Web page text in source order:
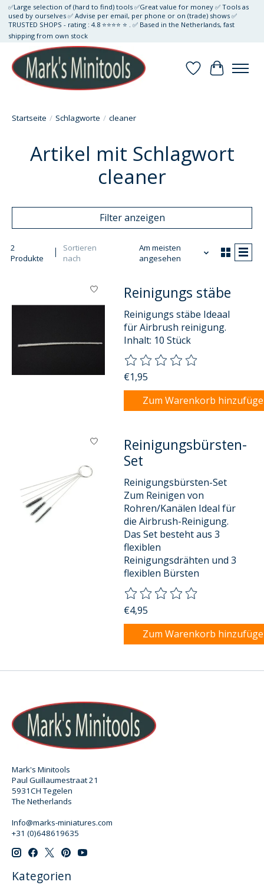
✅Large selection of (hard to find) tools ✅Great value for money ✅ Tools as
used by ourselves ✅ Advise per email, per phone or on (trade) shows ✅
TRUSTED SHOPS - rating : 4.8 ⭐⭐⭐⭐ ⭐ . ✅ Based in the Netherlands, fast
shipping from own stock
Wunschzettel
Ihr
Startseite / Schlagworte / cleaner
Artikel mit Schlagwort
cleaner
Filter anzeigen
2
Produkte
Sortieren
nach
Am meisten
angesehen
Reinigungs stäbe
Reinigungs stäbe Ideaal
für Airbrush reinigung.
Inhalt: 10 Stück
Die Bewertung dieses
€1,95
Zum Warenkorb
Reinigungsbürsten-
Set
Reinigungsbürsten-Set
Zum Reinigen von
Rohren/Kanälen Ideal für
die Airbrush-Reinigung.
Das Set besteht aus 3
flexiblen
Reinigungsdrähten und 3
flexiblen Bürsten
Die Bewertung dieses
€4,95
Zum Warenkorb
Mark's Minitools
Paul Guillaumestraat 21
5931CH Tegelen
The Netherlands
Info@marks-miniatures.com
+31 (0)648619635
Kategorien